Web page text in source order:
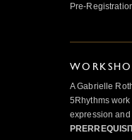
Pre-
A Gabrielle
5Rhythms
expression